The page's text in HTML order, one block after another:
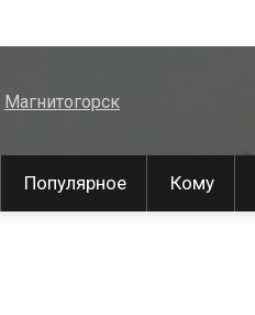
Магнитогорск
Популярное Кому